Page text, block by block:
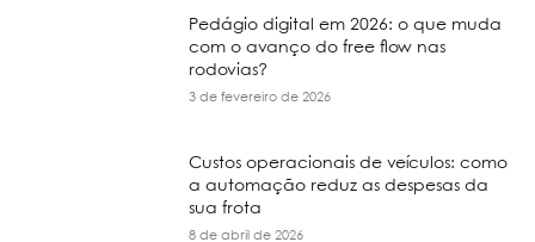
Pedágio digital em 2026: o que muda
com o avanço do free flow nas
rodovias?
3 de fevereiro de 2026
Custos operacionais de veículos: como
a automação reduz as despesas da
sua frota
8 de abril de 2026